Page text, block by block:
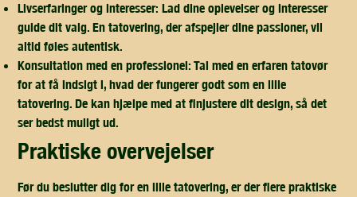
Livserfaringer og interesser: Lad dine oplevelser og interesser
guide dit valg. En tatovering, der afspejler dine passioner, vil
altid føles autentisk.
Konsultation med en professionel: Tal med en erfaren tatovør
for at få indsigt i, hvad der fungerer godt som en lille
tatovering. De kan hjælpe med at finjustere dit design, så det
ser bedst muligt ud.
praktiske overvejelser
Før du beslutter dig for en lille tatovering, er der flere praktiske